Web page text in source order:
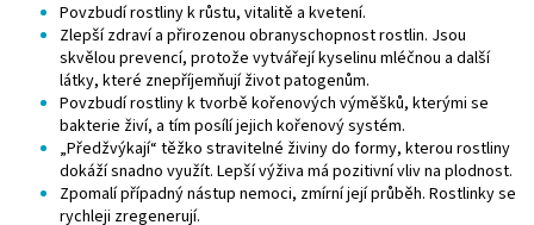
Povzbudí rostliny k růstu, vitalitě a kvetení.
Zlepší zdraví a přirozenou obranyschopnost rostlin. Jsou
skvělou prevencí, protože vytvářejí kyselinu mléčnou a další
látky, které znepříjemňují život patogenům.
Povzbudí rostliny k tvorbě kořenových výměšků, kterými se
bakterie živí, a tím posílí jejich kořenový systém.
„Předžvýkají“ těžko stravitelné živiny do formy, kterou rostliny
dokáží snadno využít. Lepší výživa má pozitivní vliv na plodnost.
Zpomalí případný nástup nemoci, zmírní její průběh. Rostlinky se
rychleji zregenerují.